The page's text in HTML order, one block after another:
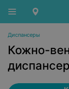
Диспансеры
Кожно-